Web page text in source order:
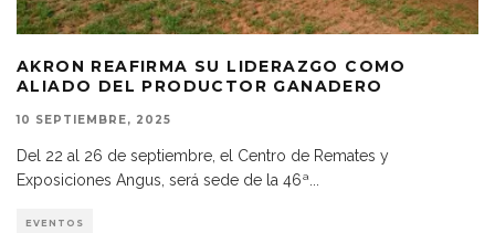
AKRON REAFIRMA SU LIDERAZGO COMO
ALIADO DEL PRODUCTOR GANADERO
10 SEPTIEMBRE, 2025
Del 22 al 26 de septiembre, el Centro de Remates y
Exposiciones Angus, será sede de la 46ª
EVENTOS